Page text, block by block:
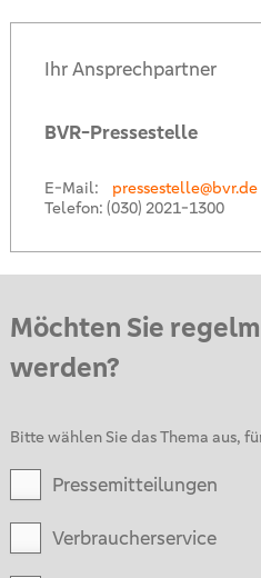
Ihr Ansprechpartner
BVR-Pressestelle
E-Mail:
pressestelle@bvr.de
Telefon: (030) 2021-1300
Möchten Sie
werden?
Bitte wählen Sie das Thema aus,
Pressemitteilungen
Verbraucherservice